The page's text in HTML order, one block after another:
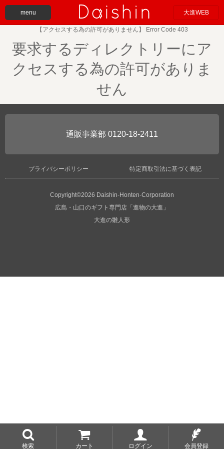
menu 大進WEB
検索 カート ログイン 会員登録
【アクセスする為の許可がありません】 Error Code 403
要求するディレクトリーにア
クセスする為の許可がありま
せん
0120-18-2411
プライバシーポリシー 特定商取引法に基づく表記
Copyright©2026 Daishin-Honten-Corporation
広島・山口のギフト専門店「進物の大進」
大進の雛人形